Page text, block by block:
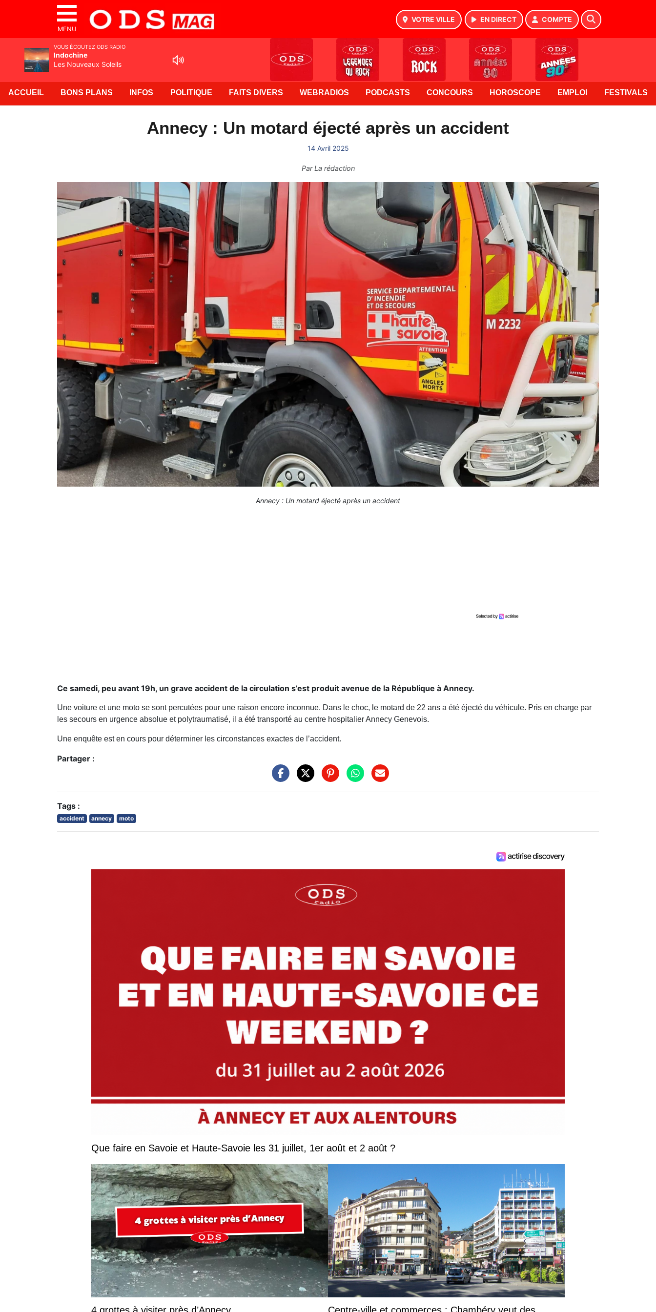
MENU
VOTRE VILLE EN DIRECT COMPTE
ACCUEIL BONS PLANS INFOS POLITIQUE FAITS DIVERS WEBRADIOS PODCASTS CONCOURS HOROSCOPE EMPLOI FESTIVALS
Annecy : Un motard éjecté après un accident
14 Avril 2025
ParLa rédaction
Annecy : Un motard éjecté après un accident
Ce samedi, peu avant 19h, un grave accident de la circulation s’est produit avenue de la République à Annecy.
Une voiture et une moto se sont percutées pour une raison encore inconnue. Dans le choc, le motard de 22 ans a été éjecté du véhicule. Pris en charge par
les secours en urgence absolue et polytraumatisé, il a été transporté au centre hospitalier Annecy Genevois.
Une enquête est en cours pour déterminer les circonstances exactes de l’accident.
Partager :
Tags :
accident annecy moto
Que faire en Savoie et Haute-Savoie les 31 juillet, 1er août et 2 août ?
VOUS ÉCOUTEZ ODS RADIO
Indochine
Les Nouveaux Soleils